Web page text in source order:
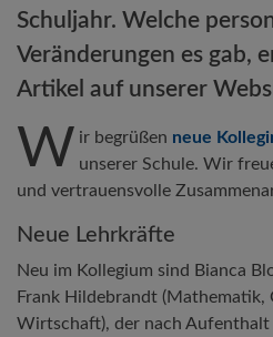
Schuljahr. Welche
Veränderungen es gab,
Artikel auf unserer
W ir begrüßen neue
unserer Schule. Wir
und vertrauensvolle
Neue Lehrkräfte
Neu im Kollegium sind Bianca
Frank Hildebrandt (Mathematik,
Wirtschaft), der nach Aufenthalt